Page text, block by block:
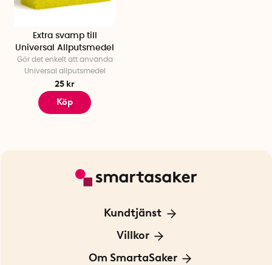
Extra svamp till
Universal Allputsmedel
Gör det enkelt att använda
Universal allputsmedel
25 kr
Köp
Kundtjänst
Kontakta oss
För Företag
Villkor
Frakt och leverans
Om SmartaSaker